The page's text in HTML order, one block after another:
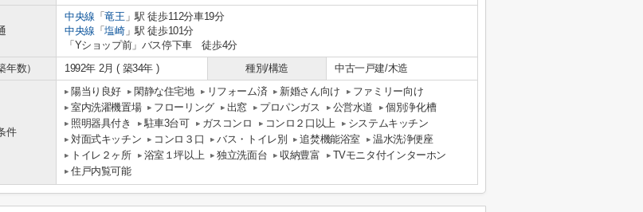
中央線 「竜王 」駅 徒歩112分車19分
中央線 「塩崎」駅 徒歩101分
「Yショップ前」バス停下車 徒歩4分
年数）
1992年 2月 ( 築34年 ) 種別/構造 中古一戸建/木造
件
陽当り良好 閑静な住宅地 リフォーム済 新婚さん向け
ファミリー向け
室内洗濯機置場
フローリング 出窓 プロパンガス 公営水道
個別浄化槽
照明器具付き
駐車3台可 ガスコンロ コンロ２口以上
システムキッチン
対面式キッチン
コンロ３口 バス・トイレ別 追焚機能浴室
温水洗浄便座
トイレ２ヶ所
浴室１坪以上 独立洗面台 収納豊富
TVモニタ付インターホン
住戸内覧可能